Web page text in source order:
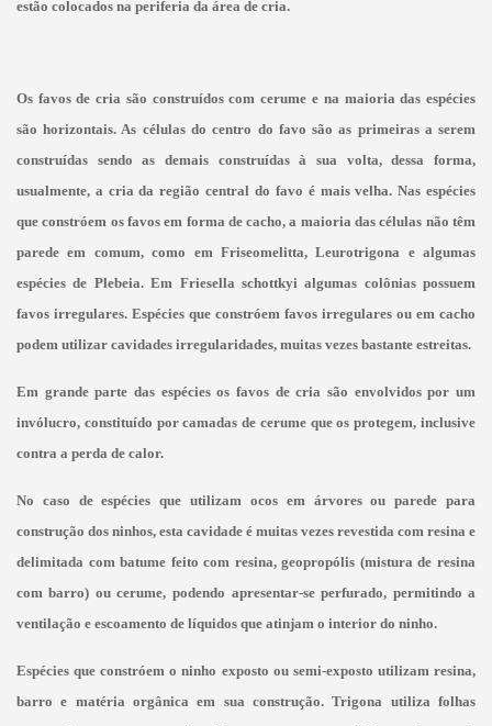
estão colocados na periferia da área de cria.
Os favos de cria são construídos com cerume e na maioria das espécies
são horizontais. As células do centro do favo são as primeiras a serem
construídas sendo as demais construídas à sua volta, dessa forma,
usualmente, a cria da região central do favo é mais velha. Nas espécies
que constróem os favos em forma de cacho, a maioria das células não têm
parede em comum, como em Friseomelitta, Leurotrigona e algumas
espécies de Plebeia. Em Friesella schottkyi algumas colônias possuem
favos irregulares. Espécies que constróem favos irregulares ou em cacho
podem utilizar cavidades irregularidades, muitas vezes bastante estreitas.
Em grande parte das espécies os favos de cria são envolvidos por um
invólucro, constituído por camadas de cerume que os protegem, inclusive
contra a perda de calor.
No caso de espécies que utilizam ocos em árvores ou parede para
construção dos ninhos, esta cavidade é muitas vezes revestida com resina e
delimitada com batume feito com resina, geopropólis (mistura de resina
com barro) ou cerume, podendo apresentar-se perfurado, permitindo a
ventilação e escoamento de líquidos que atinjam o interior do ninho.
Espécies que constróem o ninho exposto ou semi-exposto utilizam resina,
barro e matéria orgânica em sua construção. Trigona utiliza folhas